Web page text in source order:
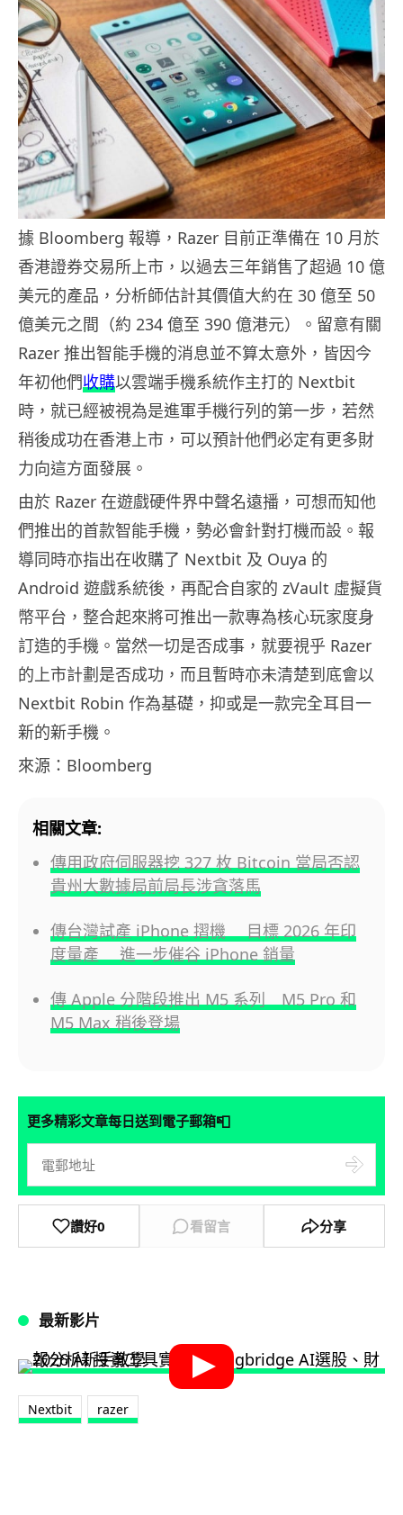
據 Bloomberg 報導，Razer 目前正準備在 10 月於
香港證券交易所上市，以過去三年銷售了超過 10 億
美元的產品，分析師估計其價值大約在 30 億至 50
億美元之間（約 234 億至 390 億港元）。留意有關
Razer 推出智能手機的消息並不算太意外，皆因今
年初他們收購以雲端手機系統作主打的 Nextbit
時，就已經被視為是進軍手機行列的第一步，若然
稍後成功在香港上市，可以預計他們必定有更多財
力向這方面發展。
由於 Razer 在遊戲硬件界中聲名遠播，可想而知他
們推出的首款智能手機，勢必會針對打機而設。報
導同時亦指出在收購了 Nextbit 及 Ouya 的
Android 遊戲系統後，再配合自家的 zVault 虛擬貨
幣平台，整合起來將可推出一款專為核心玩家度身
訂造的手機。當然一切是否成事，就要視乎 Razer
的上市計劃是否成功，而且暫時亦未清楚到底會以
Nextbit Robin 作為基礎，抑或是一款完全耳目一
新的新手機。
來源：Bloomberg
相關文章:
傳用政府伺服器挖 327 枚 Bitcoin 當局否認
貴州大數據局前局長涉貪落馬
傳台灣試產 iPhone 摺機 目標 2026 年印
度量產 進一步催谷 iPhone 銷量
傳 Apple 分階段推出 M5 系列 M5 Pro 和
M5 Max 稍後登場
更多精彩文章每日送到電子郵箱📮
讚好0 看留言 分享
最新影片
Nextbit razer